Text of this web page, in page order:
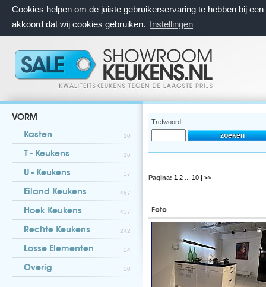
Cookies helpen om de juiste gebruikerservaring te hebben bij
akkoord dat wij cookies gebruiken. Instellingen
VORM
Kasten 10
T - Keukens 16
U - Keukens 37
Eiland Keukens 467
Hoek Keukens 437
Rechte Keukens 242
Losse Elementen 24
Overig 20
Trefwoord:
Pagina: 1 2 10 | >>
Foto